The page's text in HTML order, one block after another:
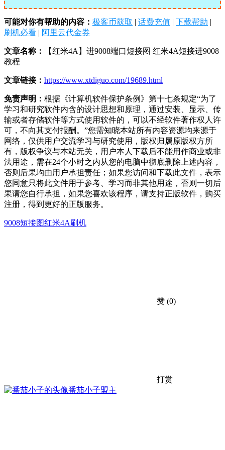
可能对你有帮助的内容： 极客币获取 | 话费充值 | 下载帮助 |
刷机必看 | 阿里云代金券
文章名称：
【红米4A】进9008端口短接图 红米4A短接进9008
教程
文章链接： https://www.xtdiguo.com/19689.html
免责声明： 根据《计算机软件保护条例》第十七条规定“为了
学习和研究软件内含的设计思想和原理，通过安装、显示、传
输或者存储软件等方式使用软件的，可以不经软件著作权人许
可，不向其支付报酬。”您需知晓本站所有内容资源均来源于
网络，仅供用户交流学习与研究使用，版权归属原版权方所
有，版权争议与本站无关，用户本人下载后不能用作商业或非
法用途，需在24个小时之内从您的电脑中彻底删除上述内容，
否则后果均由用户承担责任；如果您访问和下载此文件，表示
您同意只将此文件用于参考、学习而非其他用途，否则一切后
果请您自行承担，如果您喜欢该程序，请支持正版软件，购买
注册，得到更好的正版服务。
9008短接图红米4A刷机
赞 (0)
打赏
番茄小子盟主